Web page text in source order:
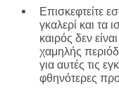
Επισκεφτείτε
γκαλερί και τα
καιρός δεν
χαμηλής
για αυτές τις
φθηνότερες